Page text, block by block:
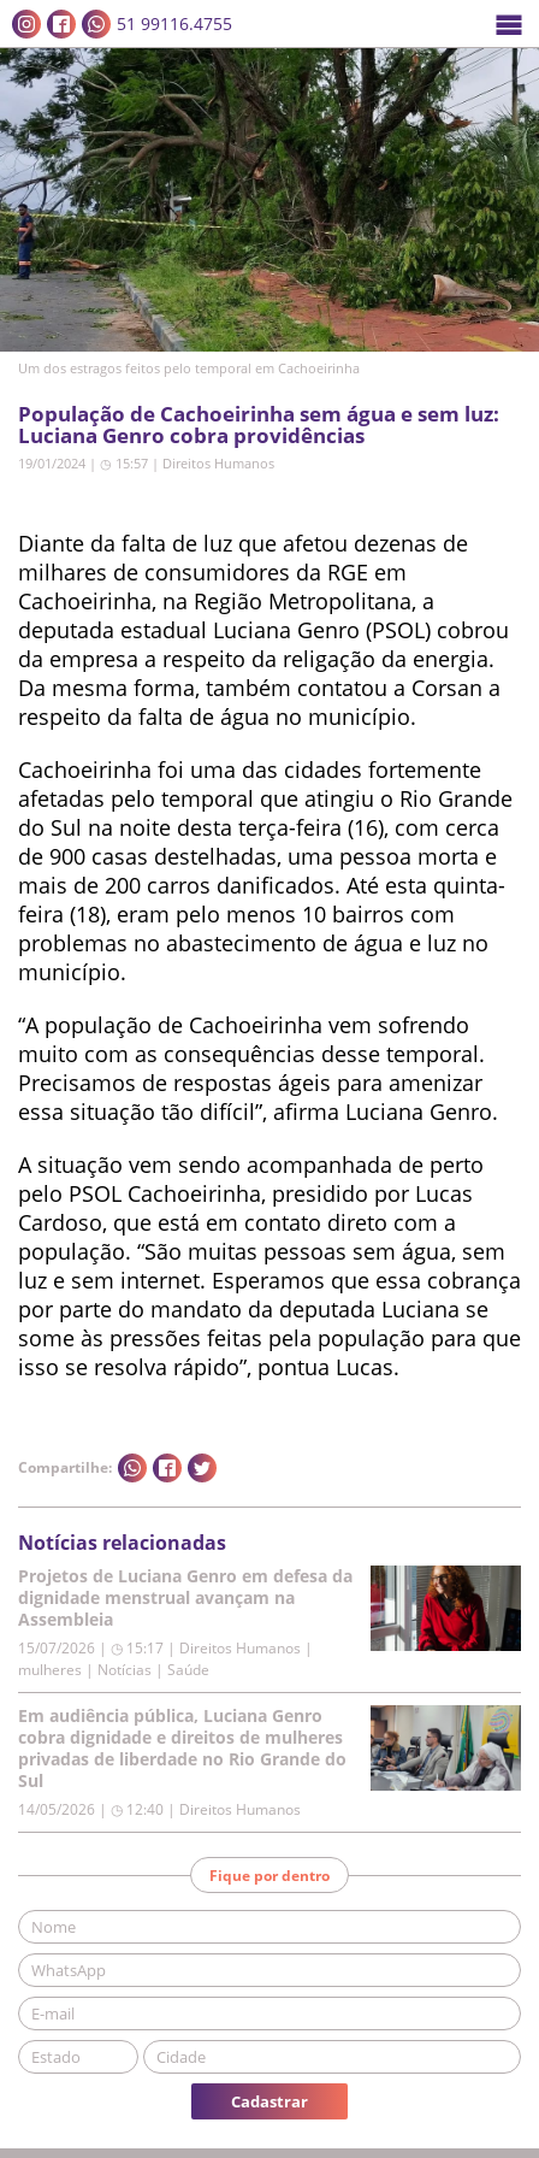
51 99116.4755
Um dos estragos feitos pelo temporal em Cachoeirinha
População de Cachoeirinha sem água e sem luz:
Luciana Genro cobra providências
19/01/2024 | ◷ 15:57 | Direitos Humanos
Diante da falta de luz que afetou dezenas de
milhares de consumidores da RGE em
Cachoeirinha, na Região Metropolitana, a
deputada estadual Luciana Genro (PSOL) cobrou
da empresa a respeito da religação da energia.
Da mesma forma, também contatou a Corsan a
respeito da falta de água no município.
Cachoeirinha foi uma das cidades fortemente
afetadas pelo temporal que atingiu o Rio Grande
do Sul na noite desta terça-feira (16), com cerca
de 900 casas destelhadas, uma pessoa morta e
mais de 200 carros danificados. Até esta quinta-
feira (18), eram pelo menos 10 bairros com
problemas no abastecimento de água e luz no
município.
“A população de Cachoeirinha vem sofrendo
muito com as consequências desse temporal.
Precisamos de respostas ágeis para amenizar
essa situação tão difícil”, afirma Luciana Genro.
A situação vem sendo acompanhada de perto
pelo PSOL Cachoeirinha, presidido por Lucas
Cardoso, que está em contato direto com a
população. “São muitas pessoas sem água, sem
luz e sem internet. Esperamos que essa cobrança
por parte do mandato da deputada Luciana se
some às pressões feitas pela população para que
isso se resolva rápido”, pontua Lucas.
Compartilhe:
Notícias relacionadas
Projetos de Luciana Genro em defesa da
dignidade menstrual avançam na
Assembleia
15/07/2026 | ◷ 15:17 | Direitos Humanos |
mulheres | Notícias | Saúde
Em audiência pública, Luciana Genro
cobra dignidade e direitos de mulheres
privadas de liberdade no Rio Grande do
Sul
14/05/2026 | ◷ 12:40 | Direitos Humanos
Fique por dentro
Cadastrar